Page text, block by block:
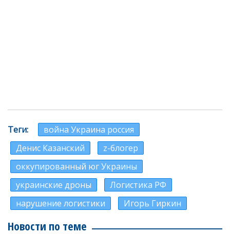
Теги
война Украина россия
Денис Казанский
z-блогер
оккупированный юг Украины
украинские дроны
Логистика РФ
нарушение логистики
Игорь Гиркин
Новости по теме